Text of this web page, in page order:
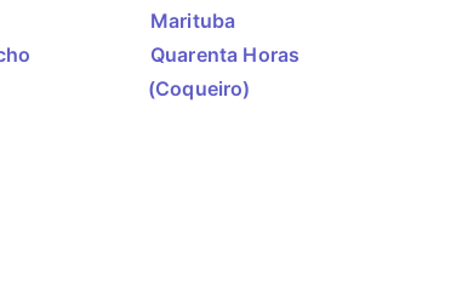
Marituba
Quarenta Horas
(Coqueiro)